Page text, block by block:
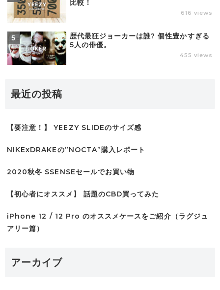
比較！
616 views
歴代最狂ジョーカーは誰? 個性豊かすぎる
5人の俳優。
455 views
最近の投稿
【要注意！】 YEEZY SLIDEのサイズ感
NIKExDRAKEの”NOCTA”購入レポート
2020秋冬 SSENSEセールでお買い物
【初心者にオススメ】 話題のCBD買ってみた
iPhone 12 / 12 Pro のオススメケースをご紹介（ラグジュ
アリー篇）
アーカイブ